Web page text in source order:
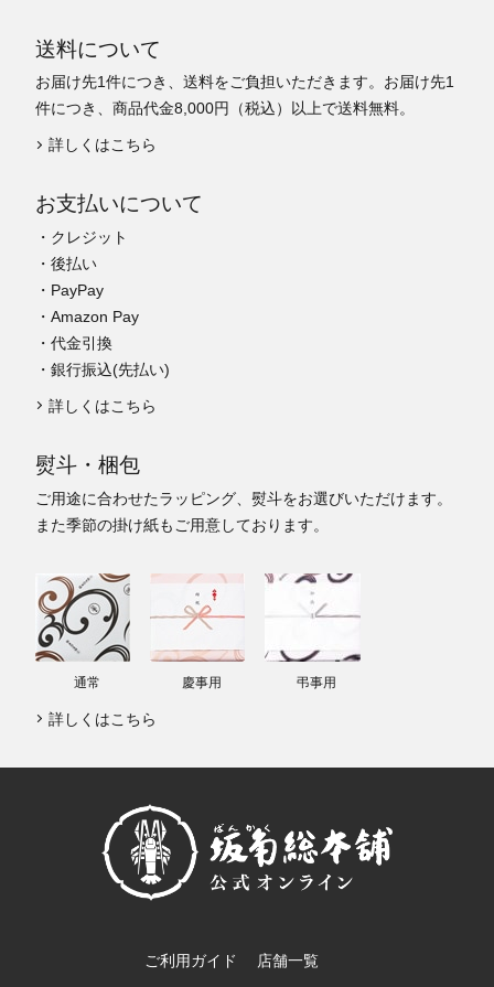
送料について
お届け先1件につき、送料をご負担いただきます。お届け先1
件につき、商品代金8,000円（税込）以上で送料無料。
詳しくはこちら
お支払いについて
・クレジット
・後払い
・PayPay
・Amazon Pay
・代金引換
・銀行振込(先払い)
詳しくはこちら
熨斗・梱包
ご用途に合わせたラッピング、熨斗をお選びいただけます。
また季節の掛け紙もご用意しております。
通常 慶事用 弔事用
詳しくはこちら
ご利用ガイド 店舗一覧